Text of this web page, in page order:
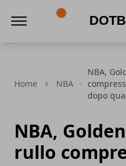
Home NBA
NBA,
dopo
NBA,
rullo